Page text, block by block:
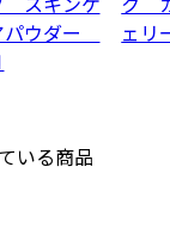
パウダー
ェ
いる商品